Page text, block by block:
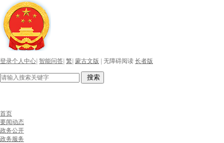
登录个人中心 智能问答 繁 蒙古文版 无障碍阅读 长者版
搜索
首页
要闻动态
政务公开
政务服务